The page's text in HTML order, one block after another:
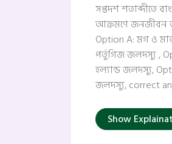
সপ্তদশ শতাব্দীতে
আক্রমণে জনজীবন
Option A: মগ ও
পর্তুগিজ জলদস্যু ,
হল্যান্ড জলদস্যু,
জলদস্যু, correct
Show